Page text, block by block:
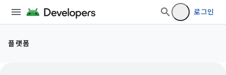
로그인
플랫폼